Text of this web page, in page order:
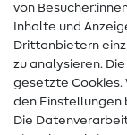
Hilfe &
Kontakt
Infos zum
FAQ
von
Inhalte und
Drittanbietern
zu analysieren.
gesetzte Cookies.
den Einstellungen
Die